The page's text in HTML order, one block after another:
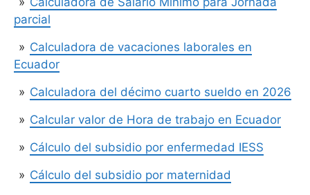
parcial
Calculadora de vacaciones laborales en
Ecuador
Calculadora del décimo cuarto sueldo en 2026
Calcular valor de Hora de trabajo en Ecuador
Cálculo del subsidio por enfermedad IESS
Cálculo del subsidio por maternidad